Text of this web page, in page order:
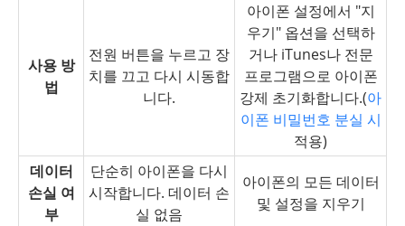
사용 방
법
전원 버튼을 누르고 장
치를 끄고 다시 시동합
니다.
아이폰 설정에서 "지
우기" 옵션을 선택하
거나 iTunes나 전문
프로그램으로 아이폰
강제 초기화합니다.(아
이폰 비밀번호 분실 시
적용)
데이터
손실 여
부
단순히 아이폰을 다시
시작합니다. 데이터 손
실 없음
아이폰의 모든 데이터
및 설정을 지우기